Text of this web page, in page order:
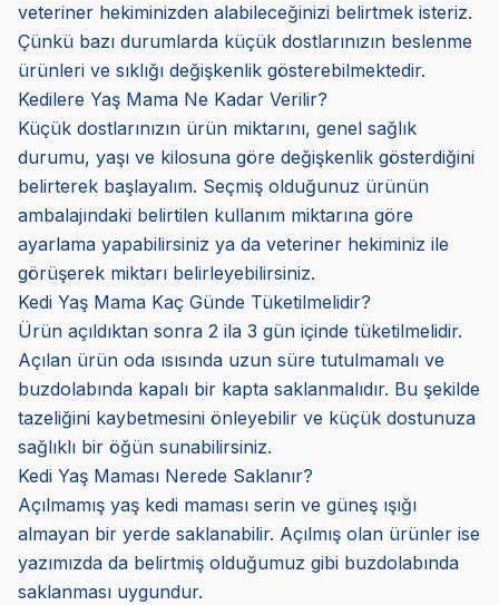
veteriner hekiminizden alabileceğinizi belirtmek isteriz.
Çünkü bazı durumlarda küçük dostlarınızın beslenme
ürünleri ve sıklığı değişkenlik gösterebilmektedir.
Kedilere Yaş Mama Ne Kadar Verilir?
Küçük dostlarınızın ürün miktarını, genel sağlık
durumu, yaşı ve kilosuna göre değişkenlik gösterdiğini
belirterek başlayalım. Seçmiş olduğunuz ürünün
ambalajındaki belirtilen kullanım miktarına göre
ayarlama yapabilirsiniz ya da veteriner hekiminiz ile
görüşerek miktarı belirleyebilirsiniz.
Kedi Yaş Mama Kaç Günde Tüketilmelidir?
Ürün açıldıktan sonra 2 ila 3 gün içinde tüketilmelidir.
Açılan ürün oda ısısında uzun süre tutulmamalı ve
buzdolabında kapalı bir kapta saklanmalıdır. Bu şekilde
tazeliğini kaybetmesini önleyebilir ve küçük dostunuza
sağlıklı bir öğün sunabilirsiniz.
Kedi Yaş Maması Nerede Saklanır?
Açılmamış yaş kedi maması serin ve güneş ışığı
almayan bir yerde saklanabilir. Açılmış olan ürünler ise
yazımızda da belirtmiş olduğumuz gibi buzdolabında
saklanması uygundur.